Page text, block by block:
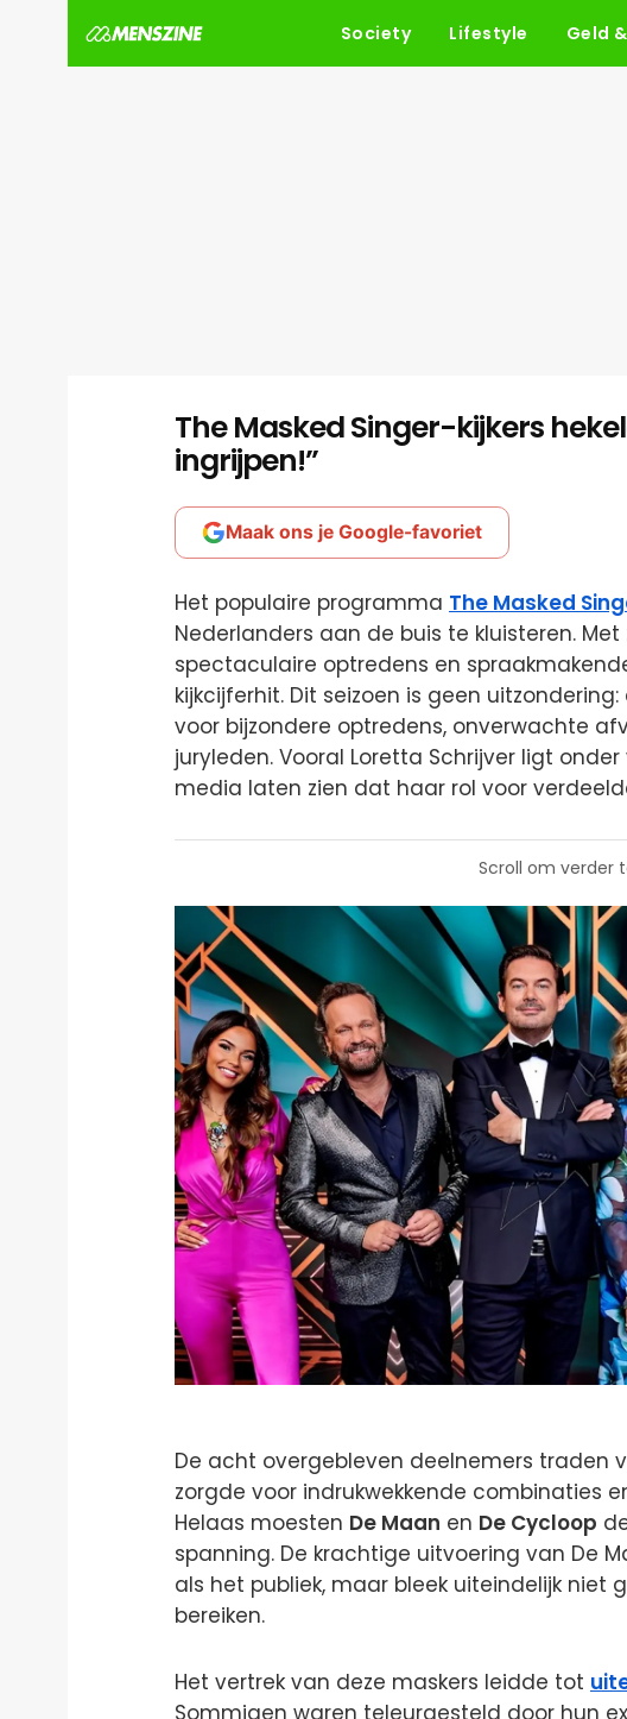
Society Lifestyle Geld
The Masked Singer-kijkers
ingrijpen!”
Maak ons je Google-favoriet
Het populaire programma The Masked
Nederlanders aan de buis te kluisteren.
spectaculaire optredens en
kijkcijferhit. Dit seizoen is geen
voor bijzondere optredens, onverwachte
juryleden. Vooral Loretta Schrijver ligt
media laten zien dat haar rol voor
Scroll om verder
De acht overgebleven deelnemers traden
zorgde voor indrukwekkende combinaties
Helaas moesten De Maan en De Cycloop
spanning. De krachtige uitvoering van De
als het publiek, maar bleek uiteindelijk niet
bereiken.
Het vertrek van deze maskers leidde tot
Sommigen waren teleurgesteld door hun